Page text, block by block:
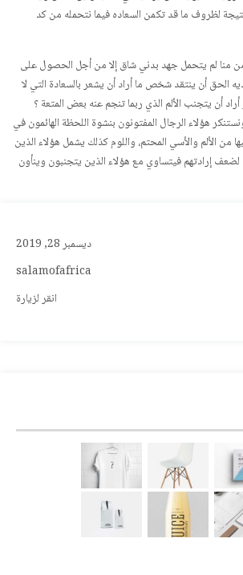
نتيجة لظروف ما قد تكمن السعاده فيما نتحمله من كد
منا لم يتحمل جهد بدني شاق إلا من أجل الحصول على
الحق أن ينتقد شخص ما أراد أن يشعر بالسعادة التي لا
أن يتجنب الألم الذي ربما تنجم عنه بعض المتعة ؟
هؤلاء الرجال المفتونون بنشوة اللحظة الهائمون في
من الألم والأسي المحتم، واللوم كذلك يشمل هؤلاء الذين
إرادتهم فيتساوي مع هؤلاء الذين يتجنبون وينأون
ديسمبر 28, 2019
salamofafrica
انقر لزيارة